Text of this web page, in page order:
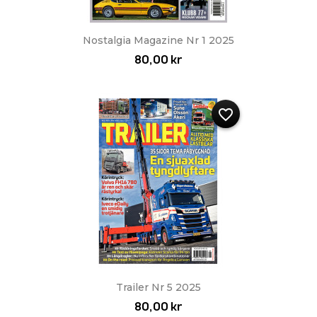
Nostalgia Magazine Nr 1 2025
80,00 kr
Trailer Nr 5 2025
80,00 kr
favorite_border